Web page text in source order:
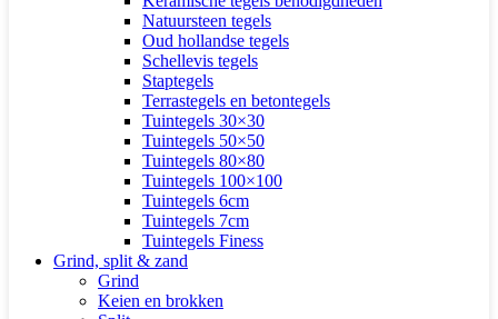
Natuursteen tegels
Oud hollandse tegels
Schellevis tegels
Staptegels
Terrastegels en betontegels
Tuintegels 30×30
Tuintegels 50×50
Tuintegels 80×80
Tuintegels 100×100
Tuintegels 6cm
Tuintegels 7cm
Tuintegels Finess
Grind, split & zand
Grind
Keien en brokken